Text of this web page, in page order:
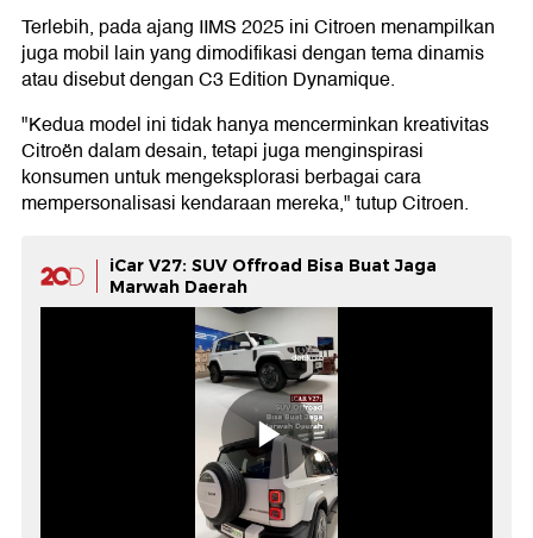
Terlebih, pada ajang IIMS 2025 ini Citroen menampilkan
juga mobil lain yang dimodifikasi dengan tema dinamis
atau disebut dengan C3 Edition Dynamique.
"Kedua model ini tidak hanya mencerminkan kreativitas
Citroën dalam desain, tetapi juga menginspirasi
konsumen untuk mengeksplorasi berbagai cara
mempersonalisasi kendaraan mereka," tutup Citroen.
iCar V27: SUV Offroad Bisa Buat Jaga
Marwah Daerah